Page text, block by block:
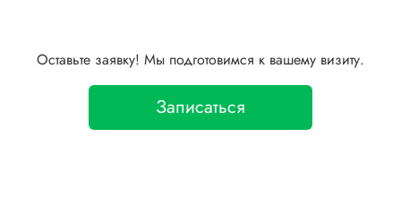
Оставьте заявку! Мы подготовимся к вашему визиту.
Записаться